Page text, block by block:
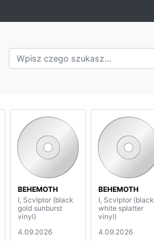
BEHEMOTH
I, Scvlptor (black
gold sunburst
vinyl)
4.09.2026
BEHEMOTH
I, Scvlptor (black
white splatter
vinyl)
4.09.2026